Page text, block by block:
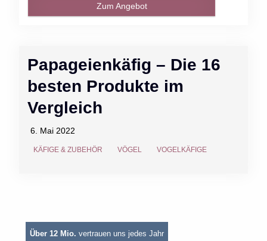
Papageienkäfig – Die 16
besten Produkte im
Vergleich
6. Mai 2022
KÄFIGE & ZUBEHÖR VÖGEL VOGELKÄFIGE
Zum Angebot
Über 12 Mio. vertrauen uns jedes Jahr